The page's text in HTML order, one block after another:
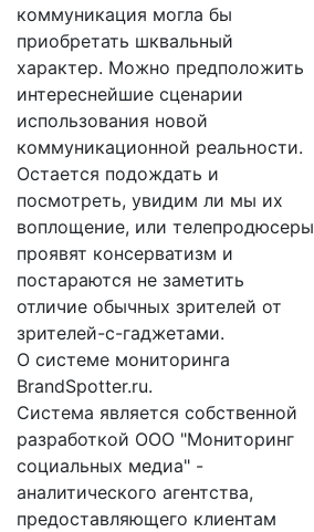
коммуникация могла бы
приобретать шквальный
характер. Можно предположить
интереснейшие сценарии
использования новой
коммуникационной реальности.
Остается подождать и
посмотреть, увидим ли мы их
воплощение, или телепродюсеры
проявят консерватизм и
постараются не заметить
отличие обычных зрителей от
зрителей-с-гаджетами.
О системе мониторинга
BrandSpotter.ru.
Система является собственной
разработкой ООО "Мониторинг
социальных медиа" -
аналитического агентства,
предоставляющего клиентам